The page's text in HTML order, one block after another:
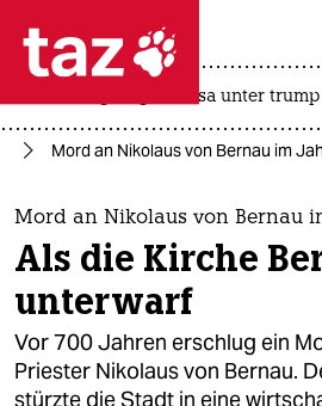
 taz zahl ich
taz zahl ich
themen
politik
öko
gesellschaft
usa unter trump
Mord an Nikolaus von Bernau im
Mord an Nikolaus von Bernau
Als die Kirche
unterwarf
Vor 700 Jahren erschlug ein
Priester Nikolaus von Bernau.
stürzte die Stadt in eine